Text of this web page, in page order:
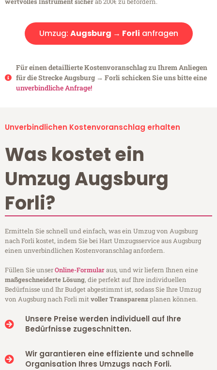
Umzug: Augsburg → Forli anfragen
Für einen detaillierte Kostenvoranschlag zu Ihrem Anliegen
für die Strecke Augsburg → Forli schicken Sie uns bitte eine
unverbindliche Anfrage!
Unverbindlichen Kostenvoranschlag erhalten
Was kostet ein
Umzug Augsburg
Forli?
Ermitteln Sie schnell und einfach, was ein Umzug von Augsburg
nach Forli kostet, indem Sie bei Hart Umzugsservice aus Augsburg
einen unverbindlichen Kostenvoranschlag anfordern.
Füllen Sie unserOnline-Formularaus, und wir liefern Ihnen eine
maßgeschneiderte Lösung, die perfekt auf Ihre individuellen
Bedürfnisse und Ihr Budget abgestimmt ist, sodass Sie Ihre Umzug
von Augsburg nach Forli mitvoller Transparenzplanen können.
Unsere Preise werden individuell auf Ihre
Bedürfnisse zugeschnitten.
Wir garantieren eine effiziente und schnelle
Organisation Ihres Umzugs nach Forli.